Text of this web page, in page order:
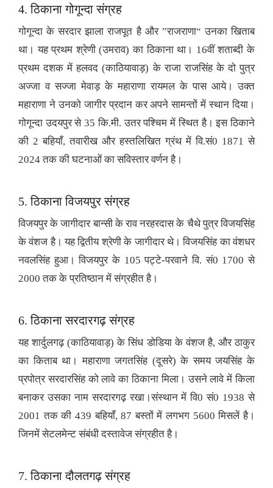
4. ठिकाना गोगून्दा संग्रह
गोगून्दा के सरदार झाला राजपूत है और ”राजराणा“ उनका खिताब
था। यह प्रथम श्रेणी (उमराव) का ठिकाना था। 16वीं शताब्दी के
प्रथम दशक में हलवद (काठियावाड़) के राजा राजसिंह के दो पुत्र
अज्जा व सज्जा मेवाड़ के महाराणा रायमल के पास आये। उक्त
महाराणा ने उनको जागीर प्रदान कर अपने सामन्तों में स्थान दिया।
गोगून्दा उदयपुर से 35 कि.मी. उतर पश्चिम में स्थित है। इस ठिकाने
की 2 बहियाँ, तवारीख और हस्तलिखित ग्रंथ में वि.सं0 1871 से
2024 तक की घटनाओं का सविस्तार वर्णन है।
5. ठिकाना विजयपुर संग्रह
विजयपुर के जागीदार बान्सी के राव नरहरदास के चैथे पुत्र विजयसिंह
के वंशज है। यह द्वितीय श्रेणी के जागीदार थे। विजयसिंह का वंशधर
नवलसिंह हुआ। विजयपुर के 105 पट्टे-परवाने वि. सं0 1700 से
2000 तक के प्रतिष्ठान में संग्रहीत है।
6. ठिकाना सरदारगढ़ संग्रह
यह शार्दुलगढ़ (काठियावाड़) के सिंध डोडिया के वंशज है, और ठाकुर
का किताब था। महाराणा जगतसिंह (दूसरे) के समय जयसिंह के
प्रपोत्र सरदारसिंह को लावे का ठिकाना मिला। उसने लावे में किला
बनाकर उसका नाम सरदारगढ़ रखा।संस्थान में वि0 सं0 1938 से
2001 तक की 439 बहियाँ, 87 बस्तों में लगभग 5600 मिसलें है।
जिनमें सेटलमेन्ट संबंधी दस्तावेज संग्रहीत है।
7. ठिकाना दौलतगढ़ संग्रह